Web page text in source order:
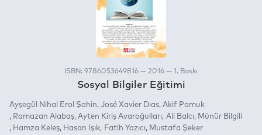
ISBN: 9786053649816 — 2016 — 1. Baskı
Sosyal Bilgiler Eğitimi
Ayşegül Nihal Erol Şahin José Xavier Dıas Akif Pamuk
Ramazan Alabaş Ayten Kiriş Avaroğulları Ali Balcı
Münür Bilgili
Hamza Keleş
Hasan Işık Fatih Yazıcı
Mustafa Şeker